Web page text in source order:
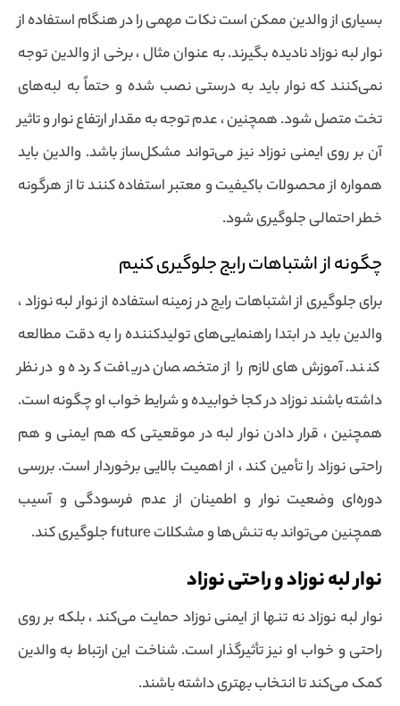
بسیاری از والدین ممکن است نکات مهمی را در هنگام استفاده از
نوار لبه نوزاد نادیده بگیرند. به عنوان مثال ، برخی از والدین توجه
نمی‌کنند که نوار باید به درستی نصب شده و حتماً به لبه‌های
تخت متصل شود. همچنین ، عدم توجه به مقدار ارتفاع نوار و تاثیر
آن بر روی ایمنی نوزاد نیز می‌تواند مشکل‌ساز باشد. والدین باید
همواره از محصولات باکیفیت و معتبر استفاده کنند تا از هرگونه
خطر احتمالی جلوگیری شود.
چگونه از اشتباهات رایج جلوگیری کنیم
برای جلوگیری از اشتباهات رایج در زمینه استفاده از نوار لبه نوزاد ،
والدین باید در ابتدا راهنمایی‌های تولیدکننده را به دقت مطالعه
کنند. آموزش‌های لازم را از متخصصان دریافت کرده و در نظر
داشته باشند نوزاد در کجا خوابیده و شرایط خواب او چگونه است.
همچنین ، قرار دادن نوار لبه در موقعیتی که هم ایمنی و هم
راحتی نوزاد را تأمین کند ، از اهمیت بالایی برخوردار است. بررسی
دوره‌ای وضعیت نوار و اطمینان از عدم فرسودگی و آسیب
همچنین می‌تواند به تنش‌ها و مشکلات future جلوگیری کند.
نوار لبه نوزاد و راحتی نوزاد
نوار لبه نوزاد نه تنها از ایمنی نوزاد حمایت می‌کند ، بلکه بر روی
راحتی و خواب او نیز تأثیرگذار است. شناخت این ارتباط به والدین
کمک می‌کند تا انتخاب بهتری داشته باشند.